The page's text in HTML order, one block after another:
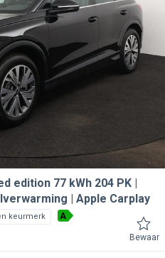
edition 77 kWh 204 PK |
| Apple Carplay
keurmerk A
Bewaar